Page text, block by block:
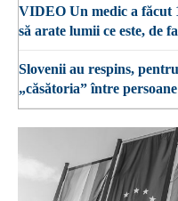
VIDEO Un medic a făcut
să arate lumii ce este, de
Slovenii au respins,
„căsătoria” între